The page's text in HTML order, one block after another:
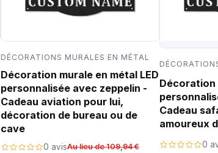
DÉCORATIONS MURALES EN MÉTAL
Décoration murale en métal LED
personnalisée avec zeppelin -
Cadeau aviation pour lui,
décoration de bureau ou de
cave
0 avisAu lieu de 109,94 €
Décoration
Cadeau
amoureux
0